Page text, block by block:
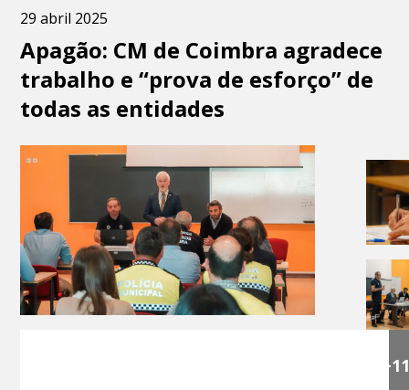
29 abril 2025
Apagão: CM de Coimbra agradece
trabalho e “prova de esforço” de
todas as entidades
+11